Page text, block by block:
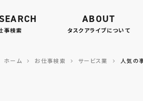
事検索
ABOUT
タスクアライブについて
ホーム お仕事検索 サービス業 人気の